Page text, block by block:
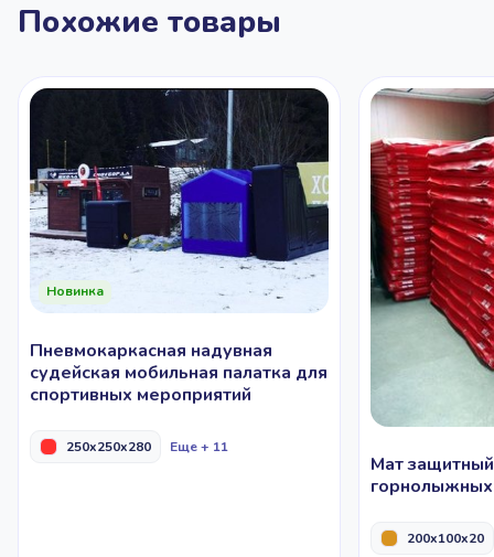
Похожие товары
Новинка
Пневмокаркасная надувная
судейская мобильная палатка для
спортивных мероприятий
250x250x280 Еще + 11
Мат
200x100x20